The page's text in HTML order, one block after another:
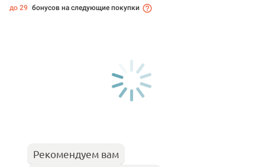
до 29 бонусов на следующие покупки
Рекомендуем вам